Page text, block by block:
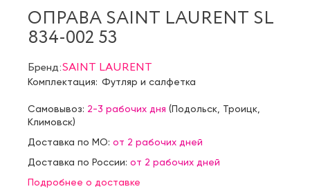
ОПРАВА SAINT LAURENT SL
834-002 53
Бренд:SAINT LAURENT
Комплектация: Футляр и салфетка
Самовывоз: 2-3 рабочих дня (Подольск Троицк
Климовск)
Доставка по МО: от 2 рабочих дней
Доставка по России: от 2 рабочих дней
Подробнее о доставке